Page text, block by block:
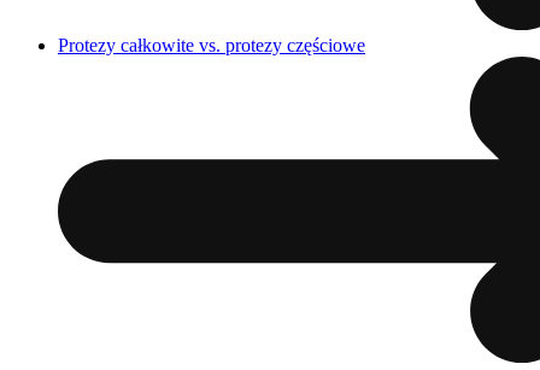
Protezy całkowite vs. protezy częściowe